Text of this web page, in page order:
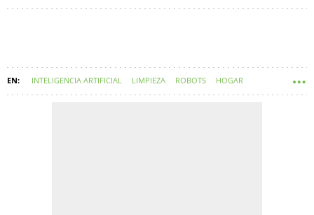
INTELIGENCIA ARTIFICIAL LIMPIEZA ROBOTS HOGAR